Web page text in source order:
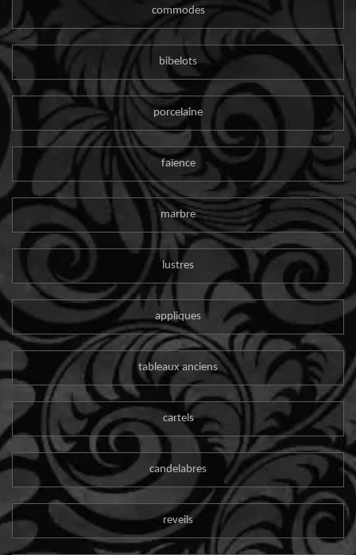
commodes
bibelots
porcelaine
faïence
marbre
lustres
appliques
tableaux anciens
cartels
candelabres
reveils